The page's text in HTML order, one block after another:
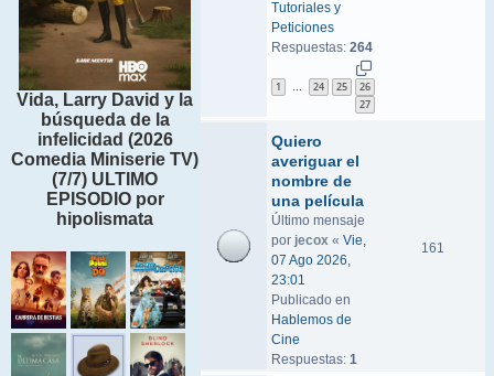
Vida, Larry David y la
búsqueda de la
infelicidad (2026
Comedia Miniserie TV)
(7/7) ULTIMO
EPISODIO por
hipolismata
Tutoriales y
Peticiones
Respuestas: 264
1 24 25
26
27
Quiero
averiguar el
nombre de
una película
Último mensaje
por jecox « Vie,
07 Ago 2026,
23:01
Publicado en
Hablemos de
Cine
Respuestas: 1
161